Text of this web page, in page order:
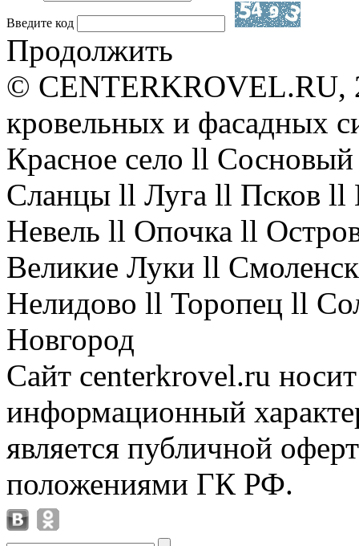
Введите код
Продолжить
© CENTERKROVEL.RU,
кровельных и фасадных
Красное село ll
Сланцы ll Луга ll Псков
Невель ll Опочка ll
Великие Луки ll
Нелидово ll Торопец ll
Новгород
Сайт centerkrovel.ru
информационный
является публичной
положениями ГК РФ.